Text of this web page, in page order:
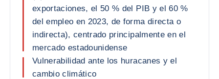
exportaciones, el 50 % del PIB y el 60 %
del empleo en 2023, de forma directa o
indirecta), centrado principalmente en el
mercado estadounidense
Vulnerabilidad ante los huracanes y el
cambio climático